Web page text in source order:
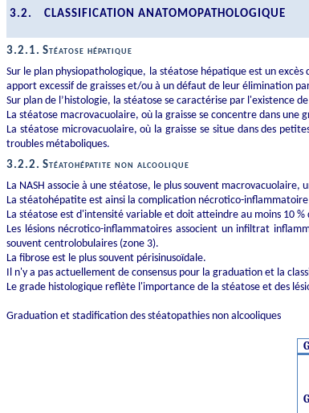
3.2. CLASSIFICATION ANATOMOPATHOLOGIQUE
3.2.1. Stéatose hépatique
Sur le plan physiopathologique, la stéatose hépatique est un
apport excessif de graisses et/ou à un défaut de leur élimination
Sur plan de l’histologie, la stéatose se caractérise par l'existence
La stéatose macrovacuolaire, où la graisse se concentre dans une
La stéatose microvacuolaire, où la graisse se situe dans des
troubles métaboliques.
3.2.2. Stéatohépatite non alcoolique
La NASH associe à une stéatose, le plus souvent
La stéatohépatite est ainsi la complication nécrotico-
La stéatose est d'intensité variable et doit atteindre au moins 10
Les lésions nécrotico-inflammatoires associent un infiltrat
souvent centrolobulaires (zone 3).
La fibrose est le plus souvent périsinusoïdale.
Il n'y a pas actuellement de consensus pour la graduation et la
Le grade histologique reflète l'importance de la stéatose et des
Graduation et stadification des stéatopathies non alcooliques